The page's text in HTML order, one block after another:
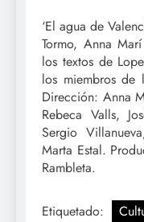
‘El agua de
Tormo, Anna
los textos de
los miembros de
Dirección: Anna
Rebeca Valls,
Sergio
Marta Estal.
Rambleta.
Etiquetado: